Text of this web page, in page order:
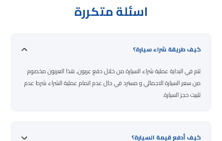
اسئلة متكررة
كيف طريقة شراء سيارة؟
تتم في البداية عملية شراء السيارة من خلال دفع عربون, هذا العربون مخصوم
من سعر السيارة الاجمالي و مسترد في حال عدم اتمام عملية الشراء شرط عدم
تثبيت حجز السيارة.
كيف أدفع قيمة السيارة؟